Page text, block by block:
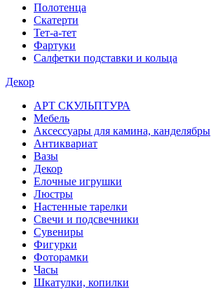
Полотенца
Скатерти
Тет-а-тет
Фартуки
Салфетки подставки и кольца
Декор
АРТ СКУЛЬПТУРА
Мебель
Аксессуары для камина, канделябры
Антиквариат
Вазы
Декор
Елочные игрушки
Люстры
Настенные тарелки
Свечи и подсвечники
Сувениры
Фигурки
Фоторамки
Часы
Шкатулки, копилки